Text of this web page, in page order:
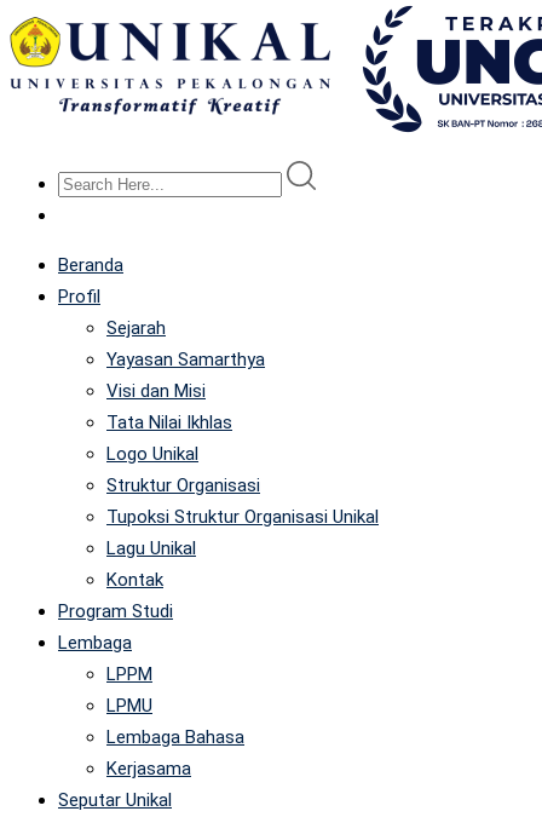
Beranda
Profil
Sejarah
Yayasan Samarthya
Visi dan Misi
Tata Nilai Ikhlas
Logo Unikal
Struktur Organisasi
Tupoksi Struktur Organisasi Unikal
Lagu Unikal
Kontak
Program Studi
Lembaga
LPPM
LPMU
Lembaga Bahasa
Kerjasama
Seputar Unikal